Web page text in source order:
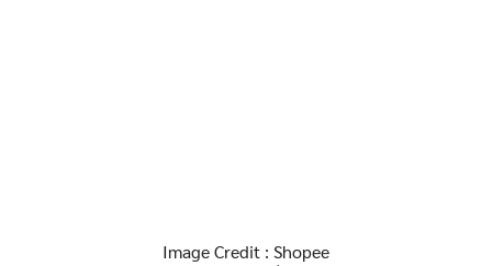
Image Credit : Shopee